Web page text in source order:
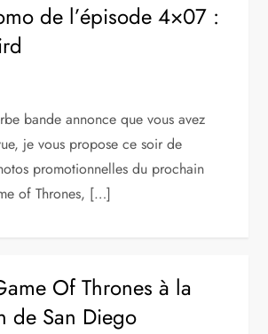
de l’épisode 4×07 :
bande annonce que vous avez
je vous propose ce soir de
promotionnelles du prochain
of Thrones, […]
Of Thrones à la
de San Diego